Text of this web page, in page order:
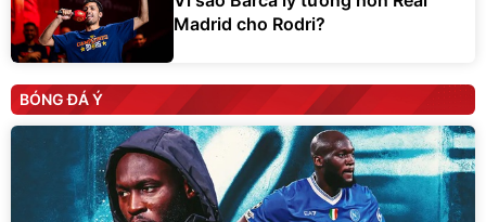
Madrid cho Rodri?
BÓNG ĐÁ Ý